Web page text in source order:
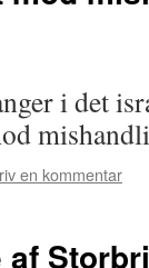
i det
en kommentar
af